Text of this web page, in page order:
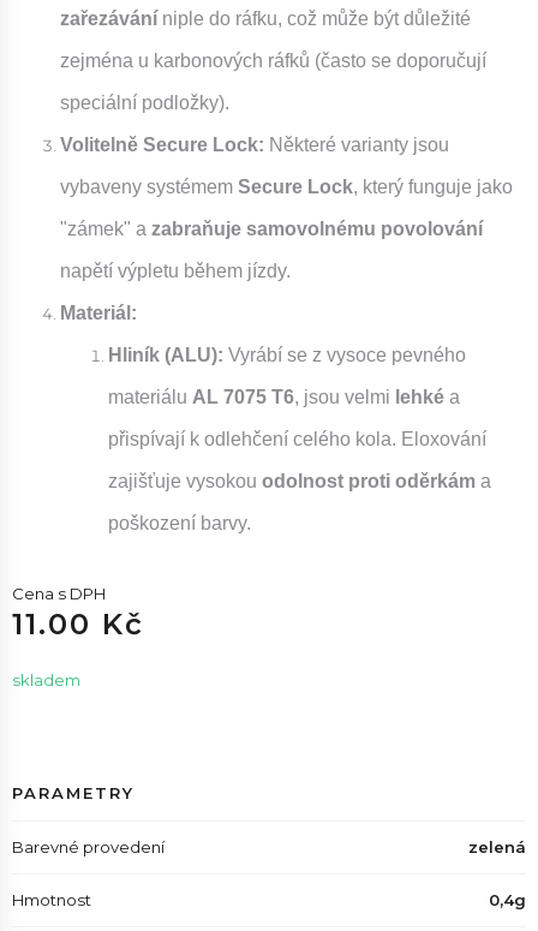
zařezávání niple do ráfku, což může být důležité
zejména u karbonových ráfků (často se doporučují
speciální podložky).
Volitelně Secure Lock: Některé varianty jsou
vybaveny systémem Secure Lock, který funguje jako
"zámek" a zabraňuje samovolnému povolování
napětí výpletu během jízdy.
Materiál:
Hliník (ALU): Vyrábí se z vysoce pevného
materiálu AL 7075 T6, jsou velmi lehké a
přispívají k odlehčení celého kola. Eloxování
zajišťuje vysokou odolnost proti oděrkám a
poškození barvy.
Cena s DPH
11.00 Kč
skladem
PARAMETRY
Barevné provedení zelená
Hmotnost 0,4g